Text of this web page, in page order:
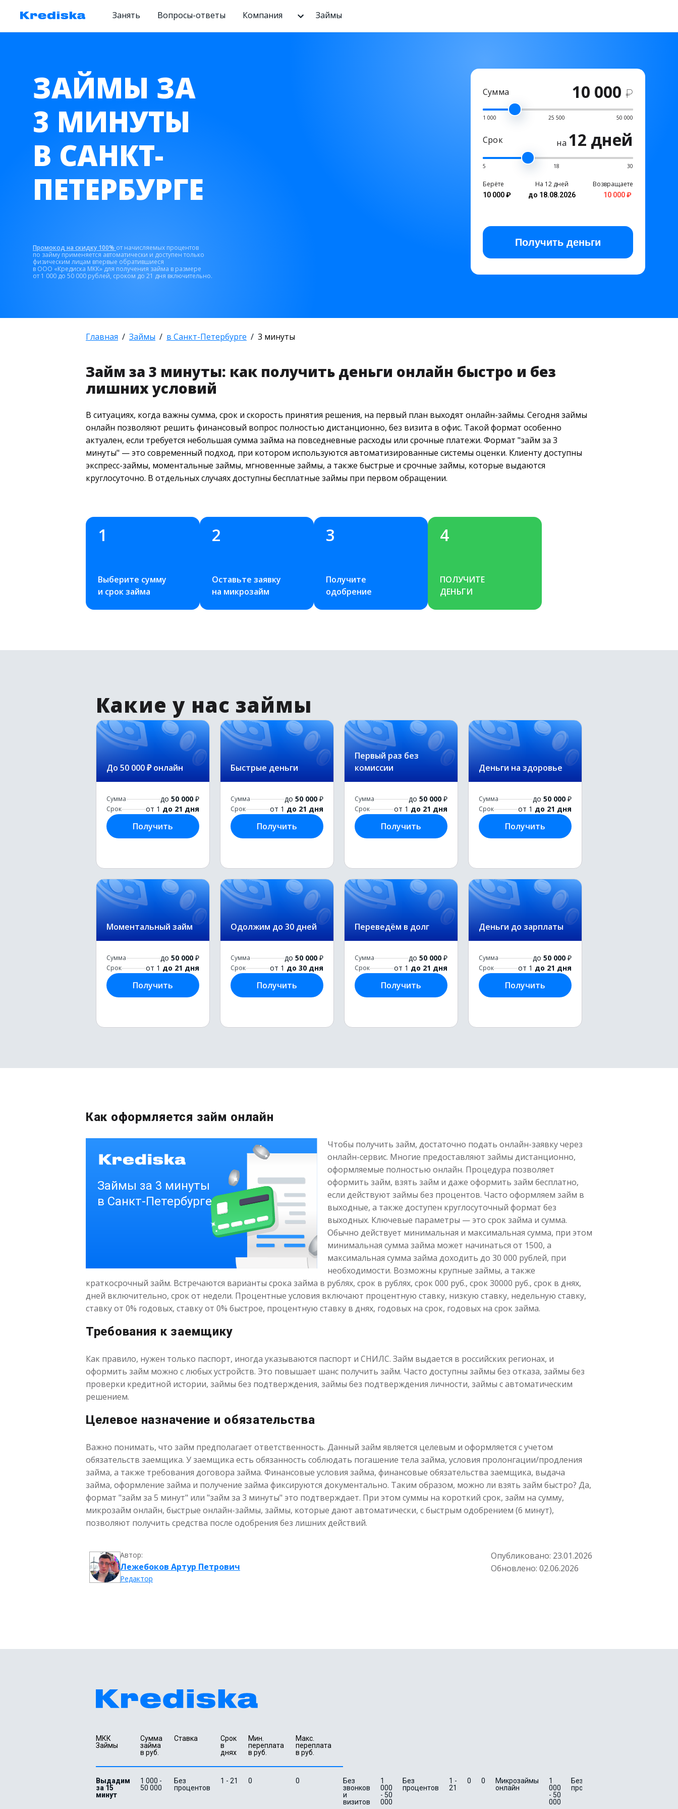
Занять Вопросы-ответы Компания Займы
ЗАЙМЫ ЗА
3 МИНУТЫ
В САНКТ-
ПЕТЕРБУРГЕ
Промокод на скидку 100% от начисляемых процентов
по займу применяется автоматически и доступен только
физическим лицам впервые обратившиеся
в ООО «Кредиска МКК» для получения займа в размере
от 1 000 до 50 000 рублей, сроком до 21 дня включительно.
Сумма 10 000 ₽
1 000 25 500 50 000
Срок на 12 дней
5 18 30
Берёте
10 000 ₽
На 12 дней
до 18.08.2026
Возвращаете
10 000 ₽
Получить деньги
Главная Займы в Санкт-Петербурге 3 минуты
Займ за 3 минуты: как получить деньги онлайн быстро и без
лишних условий
В ситуациях, когда важны сумма, срок и скорость принятия решения, на первый план выходят онлайн-займы. Сегодня займы
онлайн позволяют решить финансовый вопрос полностью дистанционно, без визита в офис. Такой формат особенно
актуален, если требуется небольшая сумма займа на повседневные расходы или срочные платежи. Формат "займ за 3
минуты" — это современный подход, при котором используются автоматизированные системы оценки. Клиенту доступны
экспресс-займы, моментальные займы, мгновенные займы, а также быстрые и срочные займы, которые выдаются
круглосуточно. В отдельных случаях доступны бесплатные займы при первом обращении.
1
Выберите сумму
и срок займа
2
Оставьте заявку
на микрозайм
3
Получите
одобрение
4
ПОЛУЧИТЕ
ДЕНЬГИ
Какие у нас займы
До 50 000 ₽ онлайн
Сумма до 50 000 ₽
Срок от 1 до 21 дня
Получить
Быстрые деньги
Сумма до 50 000 ₽
Срок от 1 до 21 дня
Получить
Первый раз без
комиссии
Сумма до 50 000 ₽
Срок от 1 до 21 дня
Получить
Деньги на здоровье
Сумма до 50 000 ₽
Срок от 1 до 21 дня
Получить
Моментальный займ
Сумма до 50 000 ₽
Срок от 1 до 21 дня
Получить
Одолжим до 30 дней
Сумма до 50 000 ₽
Срок от 1 до 30 дня
Получить
Переведём в долг
Сумма до 50 000 ₽
Срок от 1 до 21 дня
Получить
Деньги до зарплаты
Сумма до 50 000 ₽
Срок от 1 до 21 дня
Получить
Как оформляется займ онлайн
Чтобы получить займ, достаточно подать онлайн-заявку через
онлайн-сервис. Многие предоставляют займы дистанционно,
оформляемые полностью онлайн. Процедура позволяет
оформить займ, взять займ и даже оформить займ бесплатно,
если действуют займы без процентов. Часто оформляем займ в
выходные, а также доступен круглосуточный формат без
выходных. Ключевые параметры — это срок займа и сумма.
Обычно действует минимальная и максимальная сумма, при этом
минимальная сумма займа может начинаться от 1500, а
максимальная сумма займа доходить до 30 000 рублей, при
необходимости. Возможны крупные займы, а также
краткосрочный займ. Встречаются варианты срока займа в рублях, срок в рублях, срок 000 руб., срок 30000 руб., срок в днях,
дней включительно, срок от недели. Процентные условия включают процентную ставку, низкую ставку, недельную ставку,
ставку от 0% годовых, ставку от 0% быстрое, процентную ставку в днях, годовых на срок, годовых на срок займа.
Требования к заемщику
Как правило, нужен только паспорт, иногда указываются паспорт и СНИЛС. Займ выдается в российских регионах, и
оформить займ можно с любых устройств. Это повышает шанс получить займ. Часто доступны займы без отказа, займы без
проверки кредитной истории, займы без подтверждения, займы без подтверждения личности, займы с автоматическим
решением.
Целевое назначение и обязательства
Важно понимать, что займ предполагает ответственность. Данный займ является целевым и оформляется с учетом
обязательств заемщика. У заемщика есть обязанность соблюдать погашение тела займа, условия пролонгации/продления
займа, а также требования договора займа. Финансовые условия займа, финансовые обязательства заемщика, выдача
займа, оформление займа и получение займа фиксируются документально. Таким образом, можно ли взять займ быстро? Да,
формат "займ за 5 минут" или "займ за 3 минуты" это подтверждает. При этом суммы на короткий срок, займ на сумму,
микрозайм онлайн, быстрые онлайн-займы, займы, которые дают автоматически, с быстрым одобрением (6 минут),
позволяют получить средства после одобрения без лишних действий.
Автор:
Лежебоков Артур Петрович
Редактор
Опубликовано: 23.01.2026
Обновлено: 02.06.2026
МКК
Займы
Сумма
займа
в руб.
Ставка
Срок
в
днях
Мин.
переплата
в руб.
Макс.
переплата
в руб.
Выдадим
за 15
минут
1 000 -
50 000
Без
процентов
1 - 21 0 0
Без
звонков
и
визитов
1
000
- 50
000
Без
процентов
1 -
21
0 0
Микрозаймы
онлайн
1
000
- 50
000
Без
процентов